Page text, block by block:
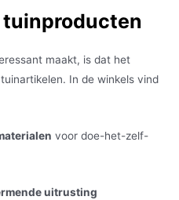
tuinproducten
maakt, is dat het
In de winkels vind
voor doe-het-zelf-
uitrusting